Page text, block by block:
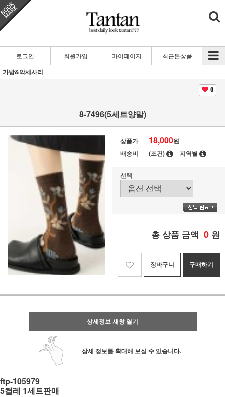
로그인 회원가입 마이페이지 최근본상품
가방&악세사리
0
8-7496(5세트양말)
상품가 18,000원
배송비
(조건) 지역별
선택
총 상품 금액 0 원
장바구니 구매하기
상세정보 새창 열기
상세 정보를 확대해 보실 수 있습니다.
ftp-105979
5켤레 1세트판매